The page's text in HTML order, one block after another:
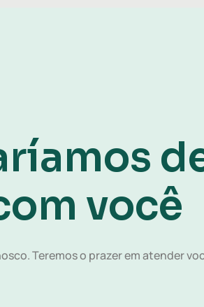
você
Teremos o prazer em atender